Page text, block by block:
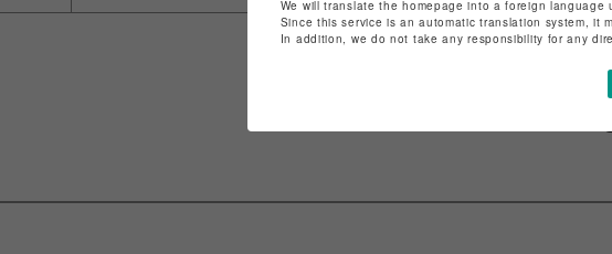
We will translate the homepage into a foreign
Since this service is an automatic translation system, it
In addition, we do not take any responsibility for any